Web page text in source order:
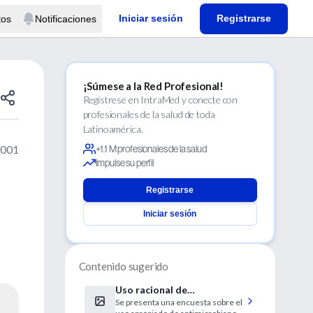
Notificaciones Iniciar sesión Registrarse
¡Súmese a la Red Profesional!
Regístrese en IntraMed y conecte con
profesionales de la salud de toda
Latinoamérica.
+1.1 M profesionales de la salud
Impulse su perfil
Registrarse
Iniciar sesión
Contenido sugerido
Uso racional de
antibióticos
Se presenta una encuesta sobre el